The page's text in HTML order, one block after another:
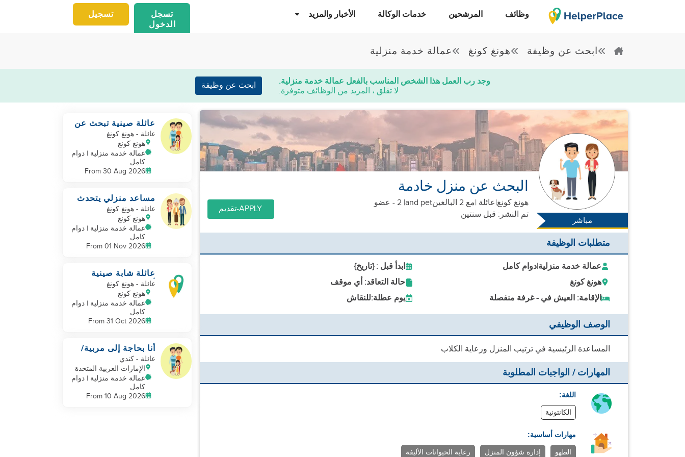
وظائف المرشحين خدمات الوكالة الأخبار والمزيد تسجيل
تسجل
الدخول
ابحث عن وظيفة هونغ كونغ عمالة خدمة منزلية
وجد رب العمل هذا الشخص المناسب بالفعل عمالة خدمة منزلية.
لا تقلق ، المزيد من الوظائف متوفرة.
ابحث عن وظيفة
مباشر
البحث عن منزل خادمة
هونغ كونغ|عائلة |مع 2 البالغين and pet| 2 - عضو
تم النشر: قبل سنتين
APPLY-تقديم
متطلبات الوظيفة
عمالة خدمة منزلية|دوام كامل
ابدأ قبل : {تاريخ}
هونغ كونغ
حالة التعاقد: أي موقف
الإقامة: العيش في - غرفة منفصلة
يوم عطلة:للنقاش
الوصف الوظيفي
المساعدة الرئيسية في ترتيب المنزل ورعاية الكلاب
المهارات / الواجبات المطلوبة
اللغة:
الكانتونية
مهارات أساسية:
الطهو إدارة شؤون المنزل رعاية الحيوانات الأليفة
عائلة صينية تبحث عن
مساعدة منزلية
عائلة - هونغ كونغ
هونغ كونغ
عمالة خدمة منزلية | دوام
كامل
From 30 Aug 2026
مساعد منزلي يتحدث
الكانتونية ويمكنه
العناية بـ
عائلة - هونغ كونغ
هونغ كونغ
عمالة خدمة منزلية | دوام
كامل
From 01 Nov 2026
عائلة شابة صينية
أسترالية تبحث عن عمة
رائعة
عائلة - هونغ كونغ
هونغ كونغ
عمالة خدمة منزلية | دوام
كامل
From 31 Oct 2026
أنا بحاجة إلى مربية/
مربية تعيش في المنزل
عائلة - كندي
الإمارات العربية المتحدة
عمالة خدمة منزلية | دوام
كامل
From 10 Aug 2026